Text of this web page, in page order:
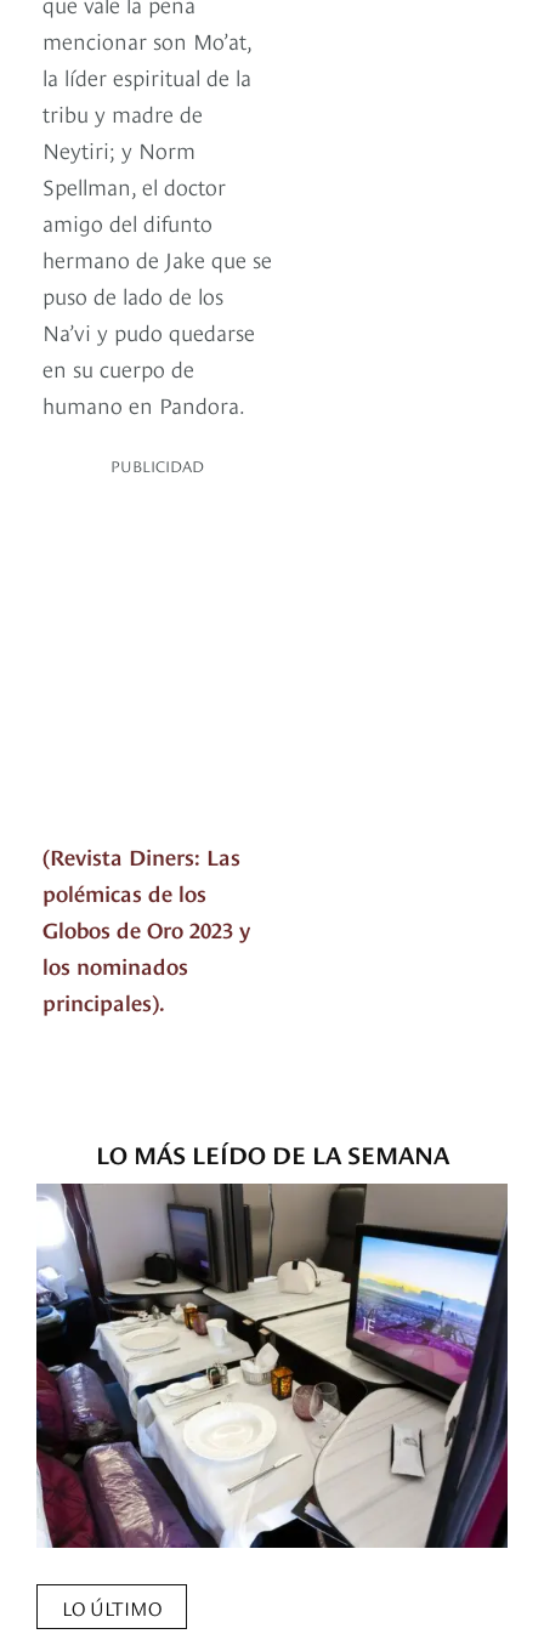
mencionar son Mo’at,
la líder espiritual de la
tribu y madre de
Neytiri; y Norm
Spellman, el doctor
amigo del difunto
hermano de Jake que se
puso de lado de los
Na’vi y pudo quedarse
en su cuerpo de
humano en Pandora.
PUBLICIDAD
(Revista Diners: Las
polémicas de los
Globos de Oro 2023 y
los nominados
principales).
LO MÁS LEÍDO DE LA SEMANA
LO ÚLTIMO